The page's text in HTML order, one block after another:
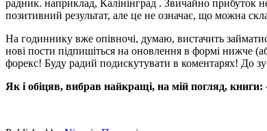
радник. наприклад, Калінінград . Звичайно прибуток
позитивний результат, але це не означає, що можна
На годиннику вже опівночі, думаю, вистачить
нові пости підпишіться на оновлення в формі нижче
форекс! Буду радий подискутувати в коментарях! До
Як і обіцяв, вибрав найкращі, на мій погляд,